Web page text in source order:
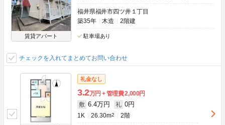
賃貸アパート
福井県福井市四ツ井１丁目
築35年
木造 2階建
駐車場あり
チェックを入れてまとめてお問い合わせ
礼金なし
3.2万円 管理費2,000円
敷 6.4万円 礼 0円
1K 26.30m2 2階